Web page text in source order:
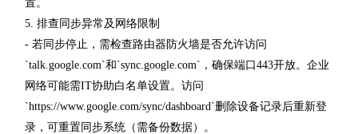
置。
5. 排查同步异常及网络限制
- 若同步停止，需检查路由器防火墙是否允许访问
`talk.google.com`和`sync.google.com`，确保端口443开放。企业
网络可能需IT协助白名单设置。访问
`https://www.google.com/sync/dashboard`删除设备记录后重新登
录，可重置同步系统（需备份数据）。